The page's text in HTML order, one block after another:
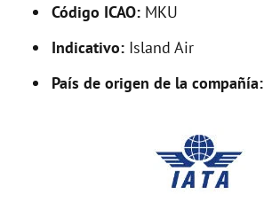
Código ICAO: MKU
Indicativo: Island Air
País de origen de la compañía: